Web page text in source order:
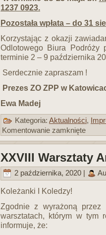
1237 0923.
Pozostała wpłata – do 31
Korzystając z okazji
Odlotowego Biura
terminie 2 – 9 października
Serdecznie zapraszam !
Prezes ZO ZPP w
Ewa Madej
Kategoria: Aktualności,
Komentowanie zamknięte
XXVIII Warsztaty
2 października, 2020 |
Koleżanki I Koledzy!
Zgodnie z wyrażoną
warsztatach, którym w tym
informuje, że: